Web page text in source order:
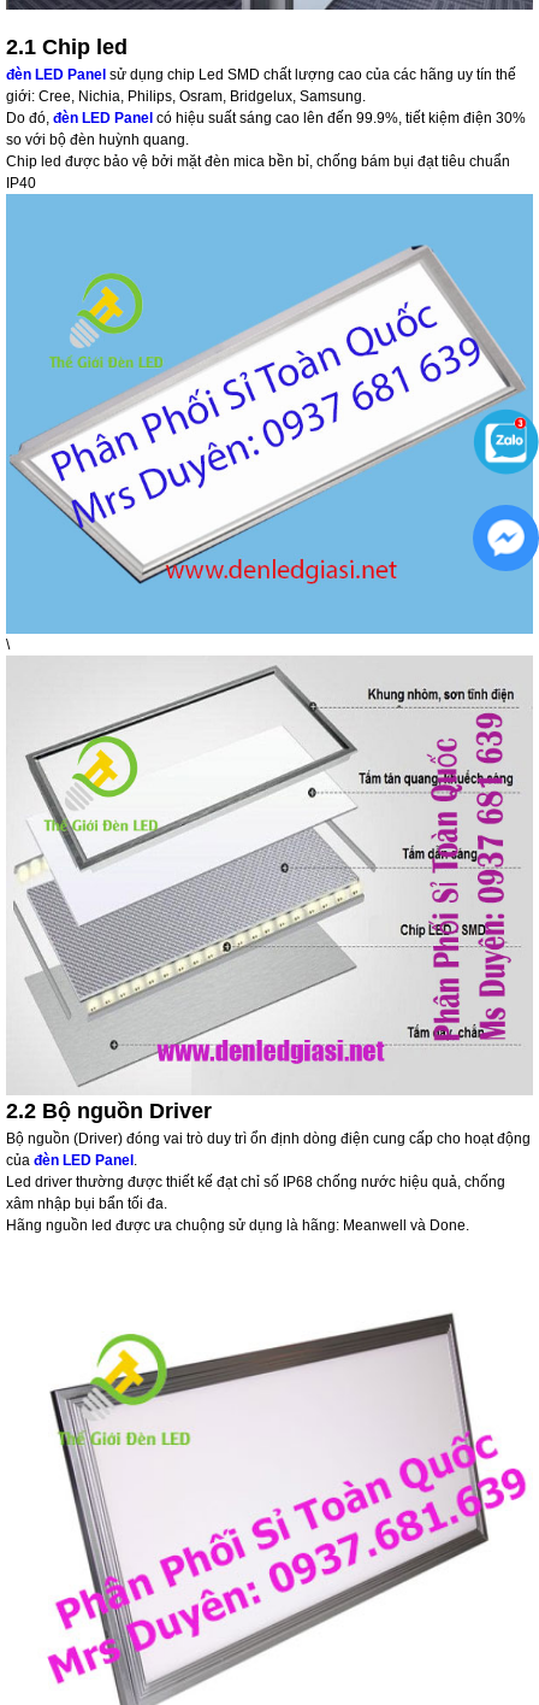
2.1 Chip led
đèn LED Panel sử dụng chip Led SMD chất lượng cao của các hãng uy tín thế
giới: Cree, Nichia, Philips, Osram, Bridgelux, Samsung.
Do đó, đèn LED Panel có hiệu suất sáng cao lên đến 99.9%, tiết kiệm điện 30%
so với bộ đèn huỳnh quang.
Chip led được bảo vệ bởi mặt đèn mica bền bỉ, chống bám bụi đạt tiêu chuẩn
IP40
\
2.2 Bộ nguồn Driver
Bộ nguồn (Driver) đóng vai trò duy trì ổn định dòng điện cung cấp cho hoạt động
của đèn LED Panel .
Led driver thường được thiết kế đạt chỉ số IP68 chống nước hiệu quả, chống
xâm nhập bụi bẩn tối đa.
Hãng nguồn led được ưa chuộng sử dụng là hãng: Meanwell và Done.